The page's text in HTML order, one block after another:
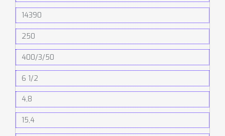
14390
250
400/3/50
6 1/2
4,8
15,4